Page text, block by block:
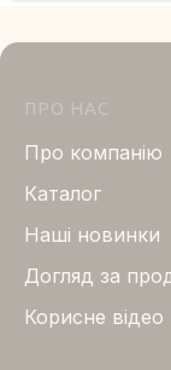
ПРО НАС
Про компанію
Каталог
Нашi новинки
Догляд за
Корисне відео